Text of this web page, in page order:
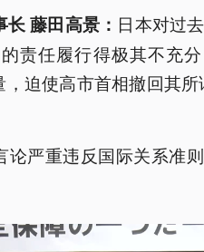
藤田高景： 日本对过
责任履行得极其不充
迫使高市首相撤回其所
严重违反国际关系准